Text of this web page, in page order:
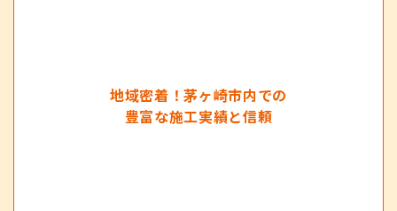
地域密着！茅ヶ崎市内での
豊富な施工実績と信頼